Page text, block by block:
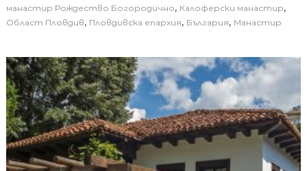
манастир Рождество Богородично, Калоферски манастир,
Област Пловдив, Пловдивска епархия, България, Манастир